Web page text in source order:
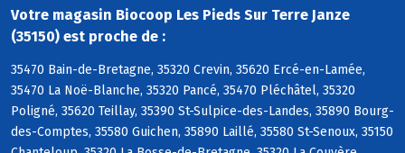
Votre magasin Biocoop Les Pieds Sur Terre Janze
(35150) est proche de :
35470 Bain-de-Bretagne, 35320 Crevin, 35620 Ercé-en-Lamée,
35470 La Noë-Blanche, 35320 Pancé, 35470 Pléchâtel, 35320
Poligné, 35620 Teillay, 35390 St-Sulpice-des-Landes, 35890 Bourg-
des-Comptes, 35580 Guichen, 35890 Laillé, 35580 St-Senoux, 35150